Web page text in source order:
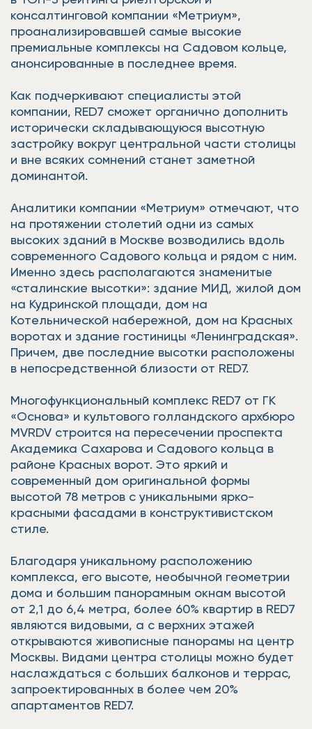
консалтинговой компании «Метриум»,
проанализировавшей самые высокие
премиальные комплексы на Садовом кольце,
анонсированные в последнее время.
Как подчеркивают специалисты этой
компании, RED7 сможет органично дополнить
исторически складывающуюся высотную
застройку вокруг центральной части столицы
и вне всяких сомнений станет заметной
доминантой.
Аналитики компании «Метриум» отмечают, что
на протяжении столетий одни из самых
высоких зданий в Москве возводились вдоль
современного Садового кольца и рядом с ним.
Именно здесь располагаются знаменитые
«сталинские высотки»: здание МИД, жилой дом
на Кудринской площади, дом на
Котельнической набережной, дом на Красных
воротах и здание гостиницы «Ленинградская».
Причем, две последние высотки расположены
в непосредственной близости от RED7.
Многофункциональный комплекс RED7 от ГК
«Основа» и культового голландского архбюро
MVRDV строится на пересечении проспекта
Академика Сахарова и Садового кольца в
районе Красных ворот. Это яркий и
современный дом оригинальной формы
высотой 78 метров с уникальными ярко-
красными фасадами в конструктивистском
стиле.
Благодаря уникальному расположению
комплекса, его высоте, необычной геометрии
дома и большим панорамным окнам высотой
от 2,1 до 6,4 метра, более 60% квартир в RED7
являются видовыми, а с верхних этажей
открываются живописные панорамы на центр
Москвы. Видами центра столицы можно будет
наслаждаться с больших балконов и террас,
запроектированных в более чем 20%
апартаментов RED7.